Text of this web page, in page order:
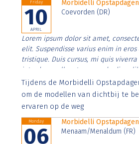
Friday
10
APRIL
Morbidelli
Coevorden (DR)
Lorem ipsum dolor sit amet,
elit. Suspendisse varius enim in
tristique. Duis cursus, mi quis
interdum nulla, ut commodo diam
Aenean faucibus nibh et justo
imperdiet. Nunc ut sem vitae risus
Tijdens de Morbidelli
om de modellen van dichtbij te
ervaren op de weg
Monday
06
Morbidelli
Menaam/Menaldum (FR)